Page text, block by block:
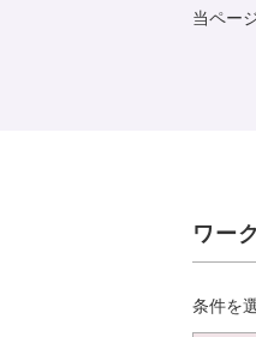
当ペー
ワー
条件を